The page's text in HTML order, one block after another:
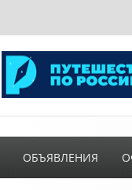
ОБЪЯВЛЕНИЯ